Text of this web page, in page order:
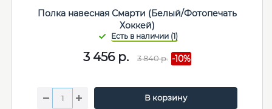
Полка навесная Смарти (Белый/Фотопечать
Хоккей)
3 456р. 3 840р. -10%
В корзину